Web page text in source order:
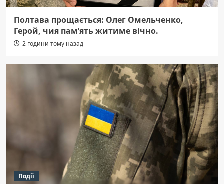
Полтава прощається: Олег Омельченко,
Герой, чия пам’ять житиме вічно.
2 години тому назад
Події